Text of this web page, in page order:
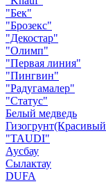
"Бек"
"Брозекс"
"Декостар"
"Олимп"
"Первая линия"
"Пингвин"
"Радугамалер"
"Статус"
Белый медведь
"TAUDI"
Аусбау
Сылактау
DUFA